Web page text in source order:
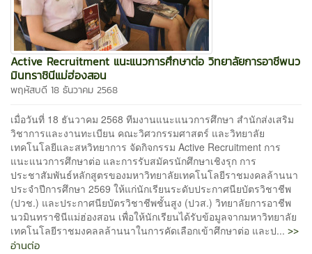
Active Recruitment แนะแนวการศึกษาต่อ วิทยาลัยการอาชีพนว
มินทราชินีแม่ฮ่องสอน
พฤหัสบดี 18 ธันวาคม 2568
เมื่อวันที่ 18 ธันวาคม 2568 ทีมงานแนะแนวการศึกษา สำนักส่งเสริม
วิชาการและงานทะเบียน คณะวิศวกรรมศาสตร์ และวิทยาลัย
เทคโนโลยีและสหวิทยาการ จัดกิจกรรม Active Recruitment การ
แนะแนวการศึกษาต่อ และการรับสมัครนักศึกษาเชิงรุก การ
ประชาสัมพันธ์หลักสูตรของมหาวิทยาลัยเทคโนโลยีราชมงคลล้านนา
ประจำปีการศึกษา 2569 ให้แก่นักเรียนระดับประกาศนียบัตรวิชาชีพ
(ปวช.) และประกาศนียบัตรวิชาชีพชั้นสูง (ปวส.) วิทยาลัยการอาชีพ
นวมินทราชินีแม่ฮ่องสอน เพื่อให้นักเรียนได้รับข้อมูลจากมหาวิทยาลัย
เทคโนโลยีราชมงคลลล้านนาในการคัดเลือกเข้าศึกษาต่อ และป... >>
อ่านต่อ